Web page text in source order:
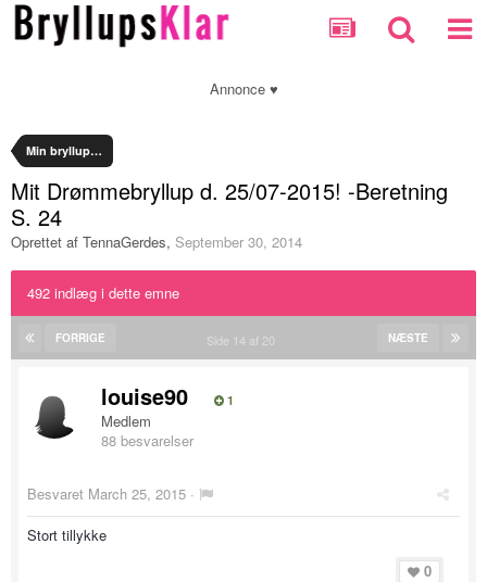
Annonce ♥
Min bryllupsplanlægning
Mit Drømmebryllup d. 25/07-2015! -Beretning
S. 24
Oprettet af TennaGerdes, September 30, 2014
492 indlæg i dette emne
FORRIGE NÆSTE
Side 14 af 20
louise90 1
Medlem
88 besvarelser
Besvaret March 25, 2015 ·
Stort tillykke
0